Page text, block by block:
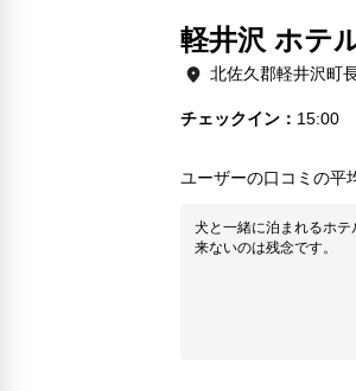
軽井沢 ホテ
北佐久郡軽井沢町
チェックイン 15:00
ユーザーの口コミの平
犬と一緒に泊まれるホ
来ないのは残念です。